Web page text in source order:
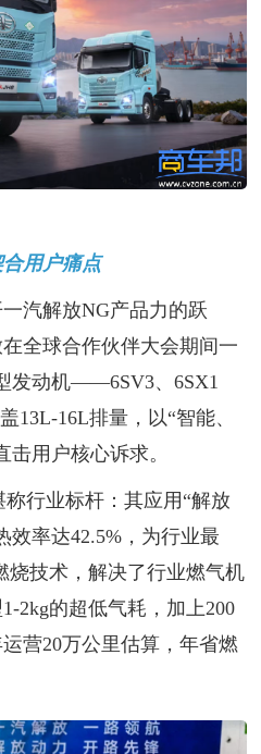
用户痛点
汽解放NG产品力的跃
全球合作伙伴大会期间一
发动机——6SV3、6SX1
13L-16L排量，以“智能、
用户核心诉求。
行业标杆：其应用“解放
效率达42.5%，为行业最
烧技术，解决了行业燃气机
2kg的超低气耗，加上200
营20万公里估算，年省燃